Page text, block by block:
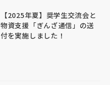
【2025年夏】奨学生交流会と
物資支援「ぎんざ通信」の送
付を実施しました！